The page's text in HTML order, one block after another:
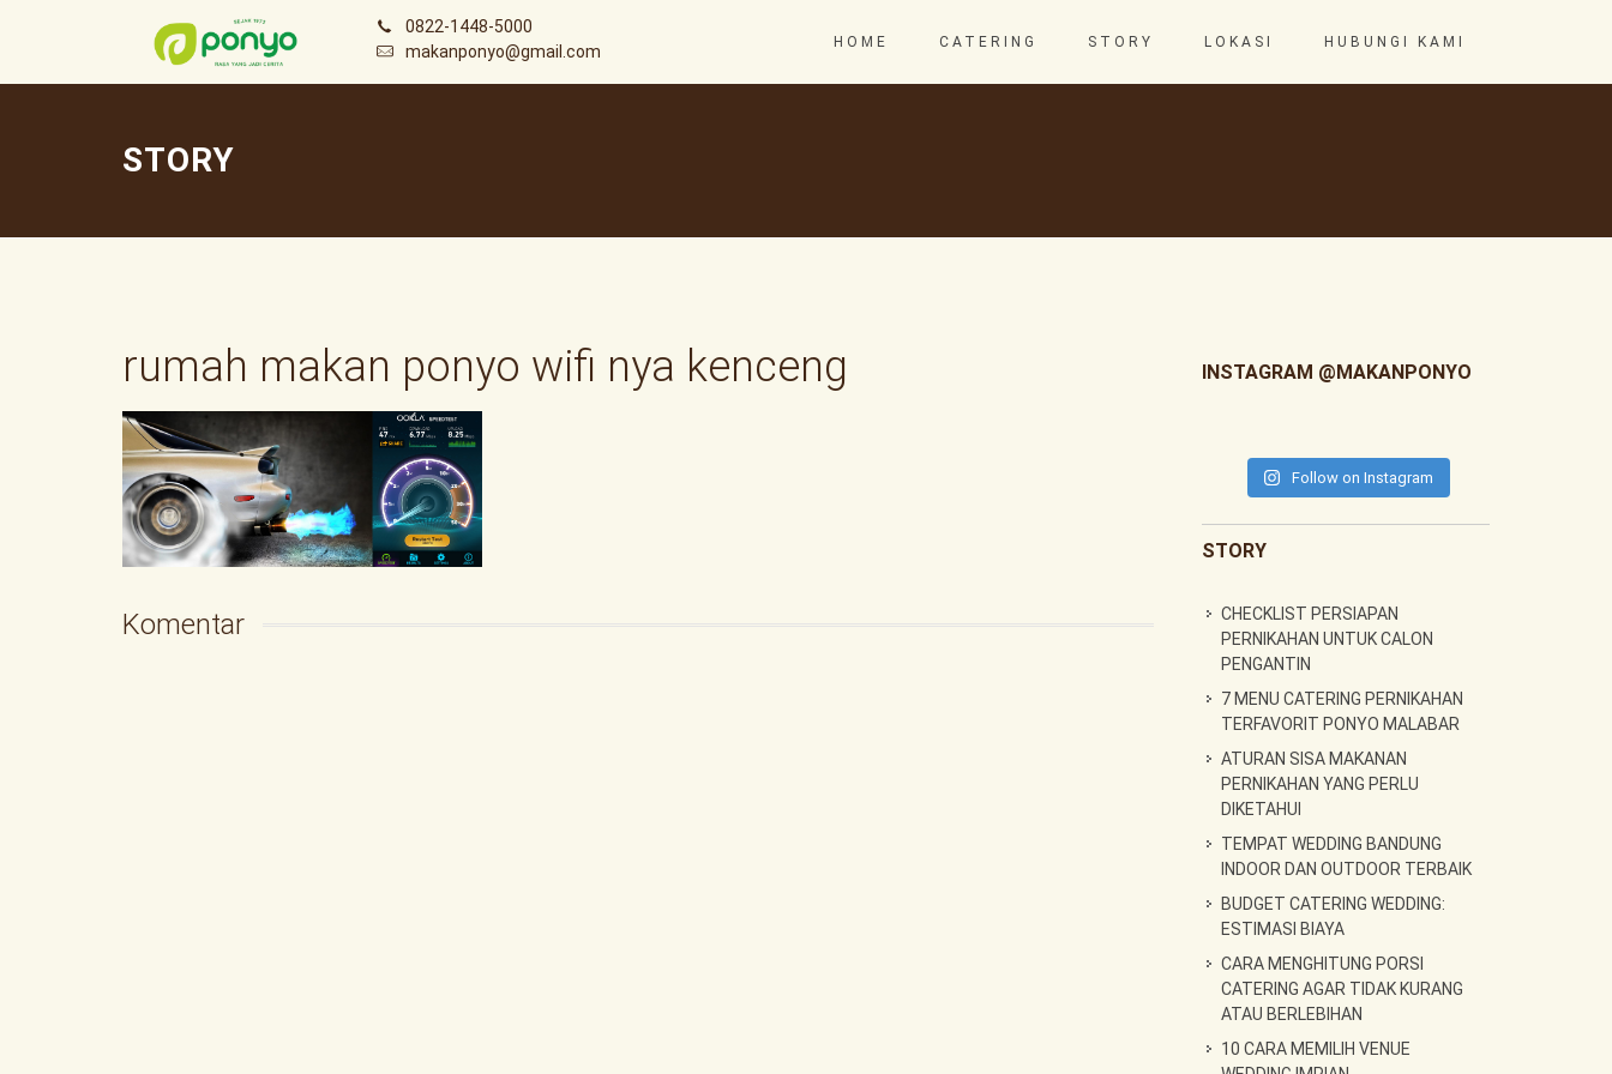
0822-1448-5000
makanponyo@gmail.com
HOME CATERING STORY LOKASI HUBUNGI KAMI
STORY
rumah makan ponyo wifi nya kenceng
Komentar
INSTAGRAM @MAKANPONYO
Follow on Instagram
STORY
CHECKLIST PERSIAPAN
PERNIKAHAN UNTUK CALON
PENGANTIN
7 MENU CATERING PERNIKAHAN
TERFAVORIT PONYO MALABAR
ATURAN SISA MAKANAN
PERNIKAHAN YANG PERLU
DIKETAHUI
TEMPAT WEDDING BANDUNG
INDOOR DAN OUTDOOR TERBAIK
BUDGET CATERING WEDDING:
ESTIMASI BIAYA
CARA MENGHITUNG PORSI
CATERING AGAR TIDAK KURANG
ATAU BERLEBIHAN
10 CARA MEMILIH VENUE